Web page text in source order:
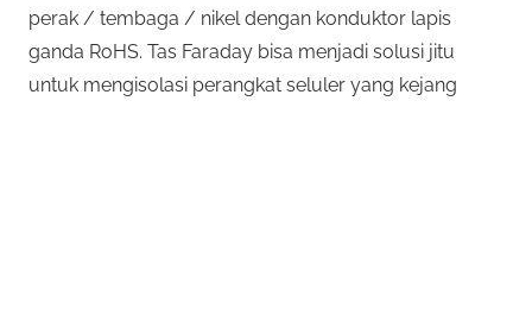
perak / tembaga / nikel dengan konduktor lapis
ganda RoHS. Tas Faraday bisa menjadi solusi jitu
untuk mengisolasi perangkat seluler yang kejang